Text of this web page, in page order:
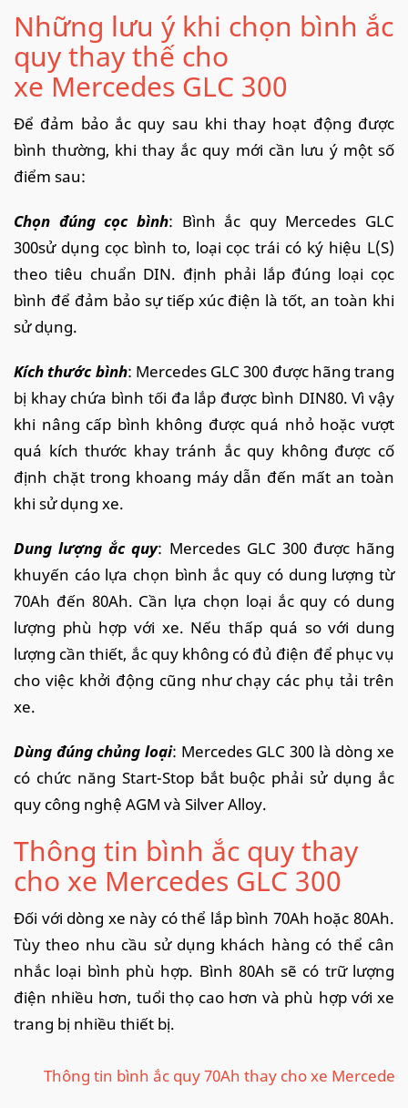
Những lưu ý khi chọn bình ắc
quy thay thế cho
xe Mercedes GLC 300
Để đảm bảo ắc quy sau khi thay hoạt động được
bình thường, khi thay ắc quy mới cần lưu ý một số
điểm sau:
Chọn đúng cọc bình: Bình ắc quy Mercedes GLC
300sử dụng cọc bình to, loại cọc trái có ký hiệu L(S)
theo tiêu chuẩn DIN. định phải lắp đúng loại cọc
bình để đảm bảo sự tiếp xúc điện là tốt, an toàn khi
sử dụng.
Kích thước bình: Mercedes GLC 300 được hãng trang
bị khay chứa bình tối đa lắp được bình DIN80. Vì vậy
khi nâng cấp bình không được quá nhỏ hoặc vượt
quá kích thước khay tránh ắc quy không được cố
định chặt trong khoang máy dẫn đến mất an toàn
khi sử dụng xe.
Dung lượng ắc quy: Mercedes GLC 300 được hãng
khuyến cáo lựa chọn bình ắc quy có dung lượng từ
70Ah đến 80Ah. Cần lựa chọn loại ắc quy có dung
lượng phù hợp với xe. Nếu thấp quá so với dung
lượng cần thiết, ắc quy không có đủ điện để phục vụ
cho việc khởi động cũng như chạy các phụ tải trên
xe.
Dùng đúng chủng loại: Mercedes GLC 300 là dòng xe
có chức năng Start-Stop bắt buộc phải sử dụng ắc
quy công nghệ AGM và Silver Alloy.
Thông tin bình ắc quy thay
cho xe Mercedes GLC 300
Đối với dòng xe này có thể lắp bình 70Ah hoặc 80Ah.
Tùy theo nhu cầu sử dụng khách hàng có thể cân
nhắc loại bình phù hợp. Bình 80Ah sẽ có trữ lượng
điện nhiều hơn, tuổi thọ cao hơn và phù hợp với xe
trang bị nhiều thiết bị.
Thông tin bình ắc quy 70Ah thay cho xe Mercedes